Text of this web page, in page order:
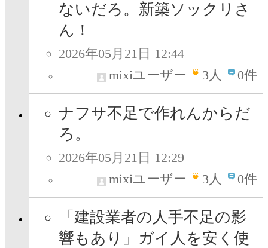
ないだろ。新築ソックリさ
ん！
2026年05月21日 12:44
mixiユーザー
3人 0件
ナフサ不足で作れんからだ
ろ。
2026年05月21日 12:29
mixiユーザー
3人 0件
「建設業者の人手不足の影
響もあり」ガイ人を安く使